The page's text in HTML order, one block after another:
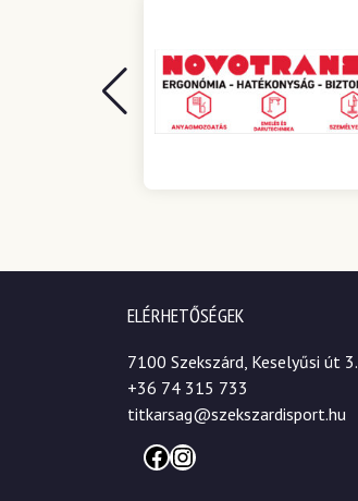
ELÉRHETŐSÉGEK
7100 Szekszárd, Keselyűsi út 3.
+36 74 315 733
titkarsag@szekszardisport.hu
Facebook
Instagram